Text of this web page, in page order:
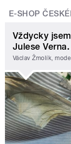
E-SHOP
Vždycky
Julese
Václav Žmolík,